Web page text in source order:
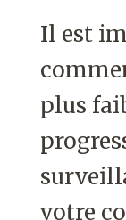
Il est
plus
votre